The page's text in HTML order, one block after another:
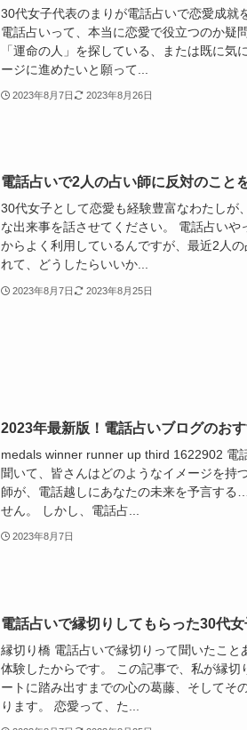
30代女子代表のまりが電話占いで恋愛成就
電話占いって、本当に恋愛で役立つのか疑
「運命の人」を探している、または既に
ージに進めたいと願って...
2023年8月7日 2023年8月26日
電話占いで2人の占い師に反対のこと
30代女子として恋愛も経験豊富なわたしが
な出来事を話させてください。 電話占い
からよく利用しているんですが、最近2人
れて、どうしたらいいか...
2023年8月7日 2023年8月25日
2023年最新版！電話占いブログのお
medals winner runner up third 1622902 電
聞いて、皆さんはどのようなイメージを持
師が、電話越しにあなたの未来を予言する
せん。 しかし、電話占...
2023年8月7日
電話占いで縁切りしてもらった30代女
縁切り橋 電話占いで縁切りって聞いたこと
体験したからです。 この記事で、私が縁切
ートに踏み出すまでの心の葛藤、そしてそ
ります。 恋愛って、た...